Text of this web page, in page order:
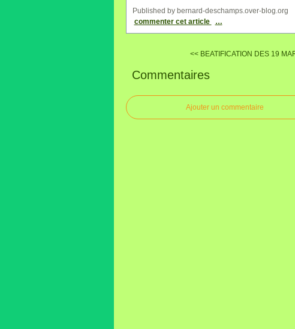
Published by bernard-deschamps.over-blog.org
commenter cet article
…
<< BEATIFICATION DES 19
Commentaires
Ajouter un commentaire